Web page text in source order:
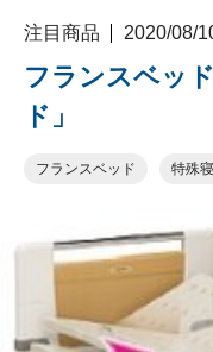
注目商品 2020/08/
フランスベッ
ド」
フランスベッド 特殊